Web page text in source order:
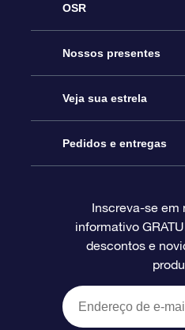
OSR
Serviço
Entre em contato
Blog
Avaliações
Nossos presentes
Presente estrelar on-line
Pacote de presente da
O cartão de presente
Presentes corporativos
Veja sua estrela
Star Register
Página estelar
Um Milhão de Estrelas
OSR Starsaver
Pedidos e entregas
Informações de
Política de devolução
Inscreva-se em
informativo
descontos e